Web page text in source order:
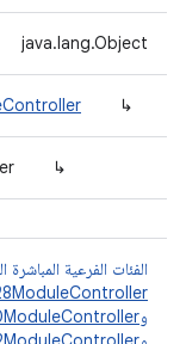
java.lang.Object
↳
↳
الفئات الفرعية المباشرة
و